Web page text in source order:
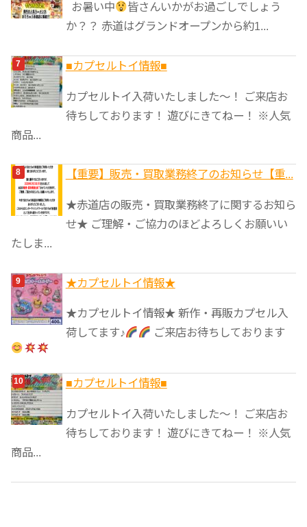
お暑い中
皆さんいかがお過ごしでしょう
か？？ 赤道はグランドオープンから約1...
■カプセルトイ情報■
カプセルトイ入荷いたしました〜！ ご来店お
待ちしております！ 遊びにきてねー！ ※人気
商品...
【重要】販売・買取業務終了のお知らせ【重...
★赤道店の販売・買取業務終了に関するお知ら
せ★ ご理解・ご協力のほどよろしくお願いい
たしま...
★カプセルトイ情報★
★カプセルトイ情報★ 新作・再販カプセル入
荷してます♪
ご来店お待ちしております
■カプセルトイ情報■
カプセルトイ入荷いたしました〜！ ご来店お
待ちしております！ 遊びにきてねー！ ※人気
商品...